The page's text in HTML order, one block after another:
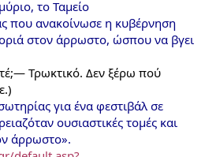
το Ταμείο
που ανακοίνωσε η κυβέρνηση
στον άρρωστο, ώσπου να βγει
Τρωκτικό. Δεν ξέρω πού
για ένα φεστιβάλ σε
ουσιαστικές τομές και
άρρωστο».